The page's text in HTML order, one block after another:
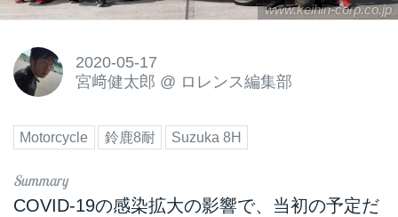
www.keihin-corp.co.jp
2020-05-17
宮﨑健太郎 @ ロレンス編集部
Motorcycle 鈴鹿8耐 Suzuka 8H
COVID-19の感染拡大の影響で、当初の予定だ